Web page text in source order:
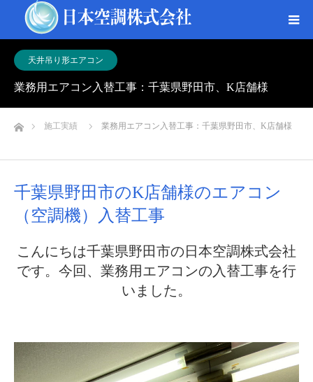
天井吊り形エアコン
業務用エアコン入替工事：千葉県野田市、K店舗様
ホーム施工実績 業務用エアコン入替工事：千葉県野田市、K店舗様
千葉県野田市のK店舗様のエアコン
（空調機）入替工事
こんにちは千葉県野田市の日本空調株式会社
です。今回、業務用エアコンの入替工事を行
いました。